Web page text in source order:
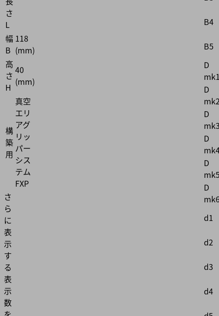
さ
L
幅
B
118
(mm)
高
さ
H
40
(mm)
構
築
用
真空
エリ
アグ
リッ
パー
シス
テム
FXP
さ
ら
に
表
示
す
る
表
示
数
B4
B5
D
D
D
D
D
D
d1
d2
d3
d4